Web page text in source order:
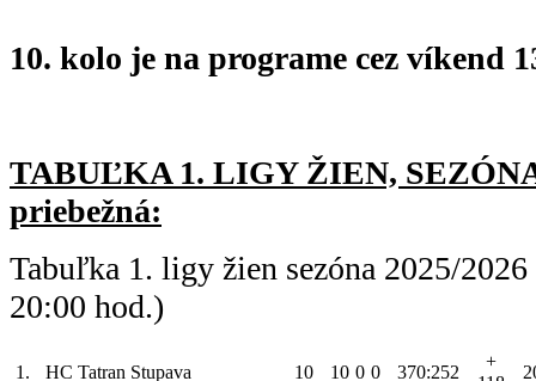
10. kolo je na programe cez víkend
TABUĽKA 1. LIGY ŽIEN,
priebežná:
Tabuľka 1. ligy žien sezóna 2025/
20:00 hod.)
1. HC Tatran Stupava 10 10 0 0 370:252
+